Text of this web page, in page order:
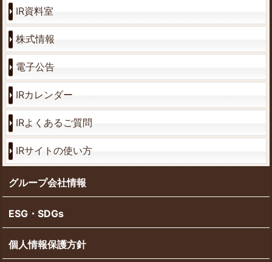
IR資料室
株式情報
電子公告
IRカレンダー
IRよくあるご質問
IRサイトの使い方
グループ会社情報
ESG・SDGs
個人情報保護方針